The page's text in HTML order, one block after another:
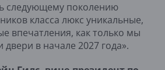
следующему поколению
класса люкс уникальные,
впечатления, как только мы
двери в начале 2027 года».